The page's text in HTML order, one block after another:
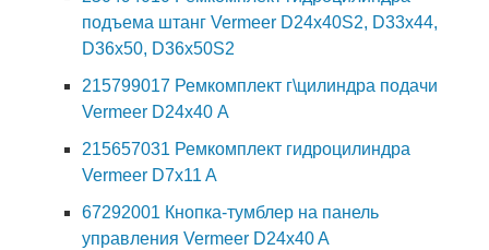
подъема штанг Vermeer D24x40S2, D33x44,
D36x50, D36x50S2
215799017 Ремкомплект г\цилиндра подачи
Vermeer D24х40 А
215657031 Ремкомплект гидроцилиндра
Vermeer D7x11 A
67292001 Кнопка-тумблер на панель
управления Vermeer D24x40 A